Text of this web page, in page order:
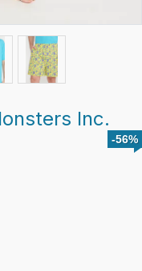
Inc.
-56%